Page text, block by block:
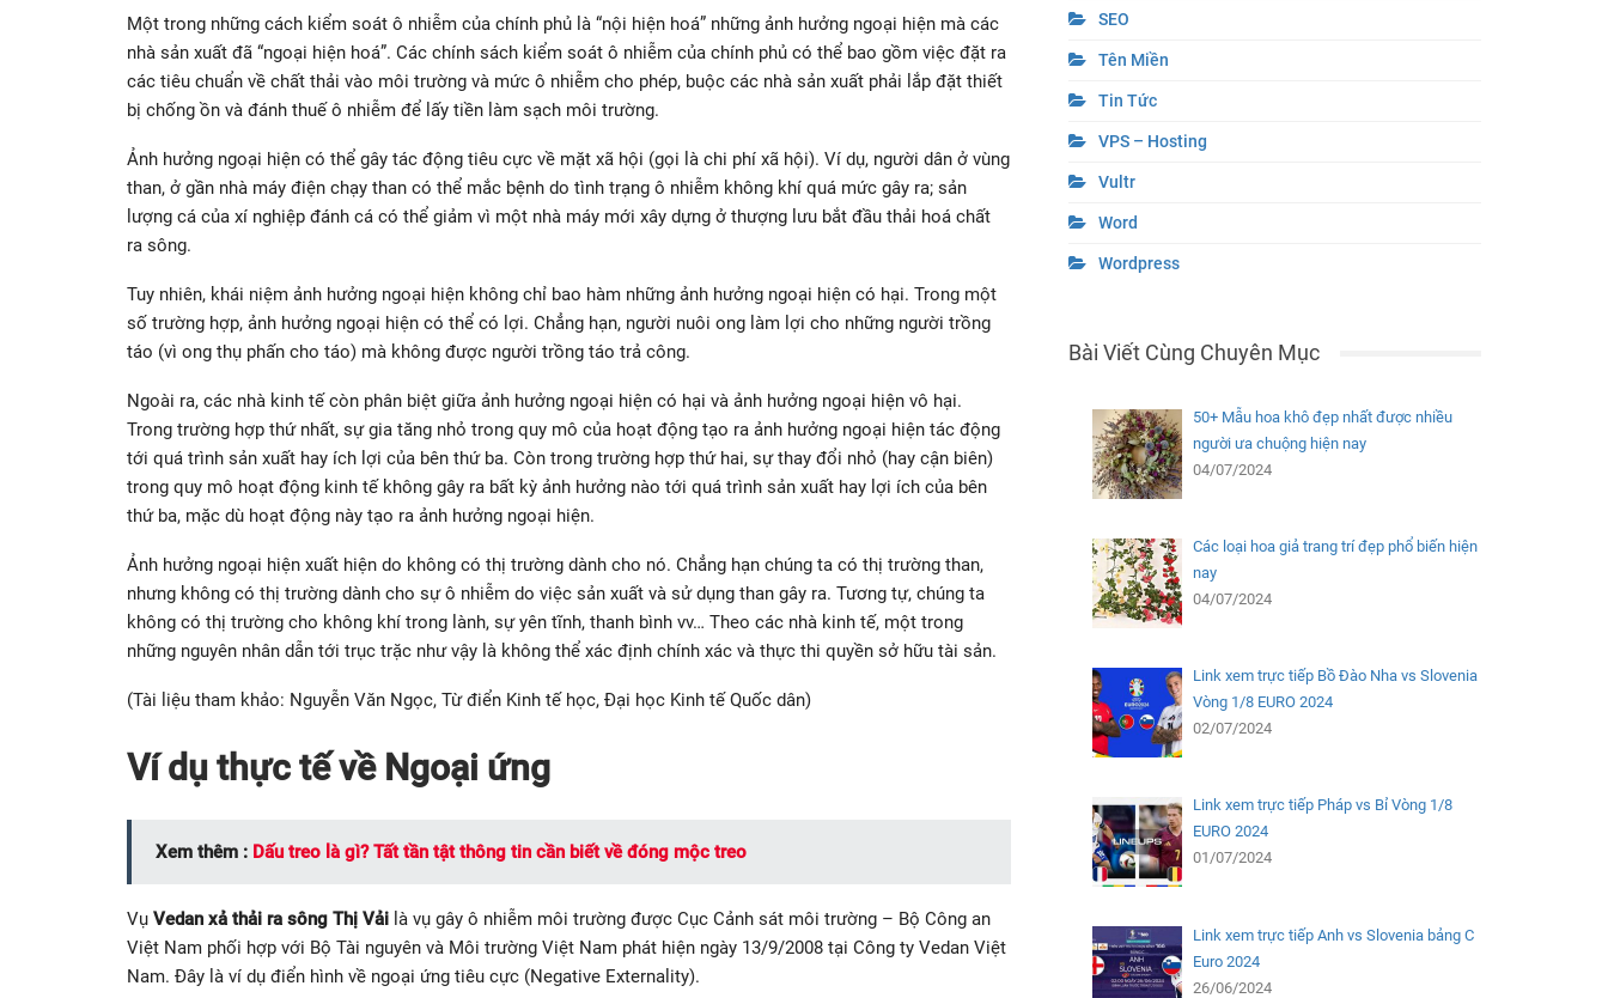
Một trong những cách kiểm soát ô nhiễm của chính phủ là “nội hiện hoá” những ảnh hưởng ngoại hiện mà các
nhà sản xuất đã “ngoại hiện hoá”. Các chính sách kiểm soát ô nhiễm của chính phủ có thể bao gồm việc đặt ra
các tiêu chuẩn về chất thải vào môi trường và mức ô nhiễm cho phép, buộc các nhà sản xuất phải lắp đặt thiết
bị chống ồn và đánh thuế ô nhiễm để lấy tiền làm sạch môi trường.
Ảnh hưởng ngoại hiện có thể gây tác động tiêu cực về mặt xã hội (gọi là chi phí xã hội). Ví dụ, người dân ở vùng
than, ở gần nhà máy điện chạy than có thể mắc bệnh do tình trạng ô nhiễm không khí quá mức gây ra; sản
lượng cá của xí nghiệp đánh cá có thể giảm vì một nhà máy mới xây dựng ở thượng lưu bắt đầu thải hoá chất
ra sông.
Tuy nhiên, khái niệm ảnh hưởng ngoại hiện không chỉ bao hàm những ảnh hưởng ngoại hiện có hại. Trong một
số trường hợp, ảnh hưởng ngoại hiện có thể có lợi. Chẳng hạn, người nuôi ong làm lợi cho những người trồng
táo (vì ong thụ phấn cho táo) mà không được người trồng táo trả công.
Ngoài ra, các nhà kinh tế còn phân biệt giữa ảnh hưởng ngoại hiện có hại và ảnh hưởng ngoại hiện vô hại.
Trong trường hợp thứ nhất, sự gia tăng nhỏ trong quy mô của hoạt động tạo ra ảnh hưởng ngoại hiện tác động
tới quá trình sản xuất hay ích lợi của bên thứ ba. Còn trong trường hợp thứ hai, sự thay đổi nhỏ (hay cận biên)
trong quy mô hoạt động kinh tế không gây ra bất kỳ ảnh hưởng nào tới quá trình sản xuất hay lợi ích của bên
thứ ba, mặc dù hoạt động này tạo ra ảnh hưởng ngoại hiện.
Ảnh hưởng ngoại hiện xuất hiện do không có thị trường dành cho nó. Chẳng hạn chúng ta có thị trường than,
nhưng không có thị trường dành cho sự ô nhiễm do việc sản xuất và sử dụng than gây ra. Tương tự, chúng ta
không có thị trường cho không khí trong lành, sự yên tĩnh, thanh bình vv… Theo các nhà kinh tế, một trong
những nguyên nhân dẫn tới trục trặc như vậy là không thể xác định chính xác và thực thi quyền sở hữu tài sản.
(Tài liệu tham khảo: Nguyễn Văn Ngọc, Từ điển Kinh tế học, Đại học Kinh tế Quốc dân)
Ví dụ thực tế về Ngoại ứng
Xem thêm : Dấu treo là gì? Tất tần tật thông tin cần biết về đóng mộc treo
Vụ Vedan xả thải ra sông Thị Vải là vụ gây ô nhiễm môi trường được Cục Cảnh sát môi trường – Bộ Công an
Việt Nam phối hợp với Bộ Tài nguyên và Môi trường Việt Nam phát hiện ngày 13/9/2008 tại Công ty Vedan Việt
Nam. Đây là ví dụ điển hình về ngoại ứng tiêu cực (Negative Externality).
SEO
Tên Miền
Tin Tức
VPS – Hosting
Vultr
Word
Wordpress
Bài Viết Cùng Chuyên Mục
50+ Mẫu hoa khô đẹp nhất được nhiều
người ưa chuộng hiện nay
04/07/2024
Các loại hoa giả trang trí đẹp phổ biến hiện
nay
04/07/2024
Link xem trực tiếp Bồ Đào Nha vs Slovenia
Vòng 1/8 EURO 2024
02/07/2024
Link xem trực tiếp Pháp vs Bỉ Vòng 1/8
EURO 2024
01/07/2024
Link xem trực tiếp Anh vs Slovenia bảng C
Euro 2024
26/06/2024